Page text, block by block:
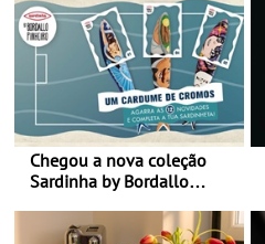
Chegou a nova coleção
Sardinha by Bordallo